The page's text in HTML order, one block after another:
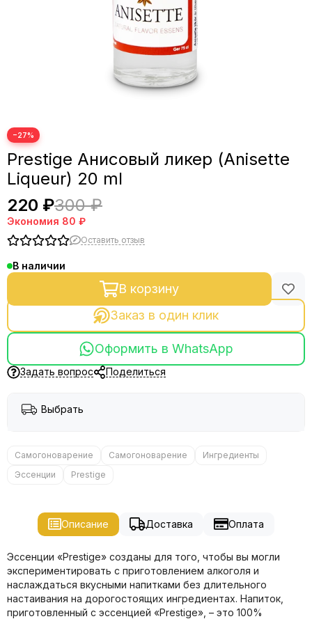
−27%
Prestige Анисовый ликер (Anisette
Liqueur) 20 ml
220 ₽300 ₽
Экономия 80 ₽
Оставить отзыв
В наличии
В корзину
Заказ в один клик
Оформить в WhatsApp
Задать вопрос Поделиться
Выбрать
Самогоноварение Самогоноварение
Ингредиенты
Эссенции
Prestige
Описание Доставка Оплата
Эссенции «Prestige» созданы для того, чтобы вы могли
экспериментировать с приготовлением алкоголя и
наслаждаться вкусными напитками без длительного
настаивания на дорогостоящих ингредиентах. Напиток,
приготовленный с эссенцией «Prestige», – это 100%